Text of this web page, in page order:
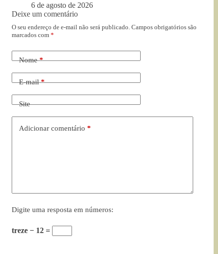
6 de agosto de 2026
Deixe um comentário
O seu endereço de e-mail não será publicado. Campos obrigatórios são
marcados com *
Nome*
E-mail*
Site
Adicionar comentário *
Digite uma resposta em números:
treze − 12 =